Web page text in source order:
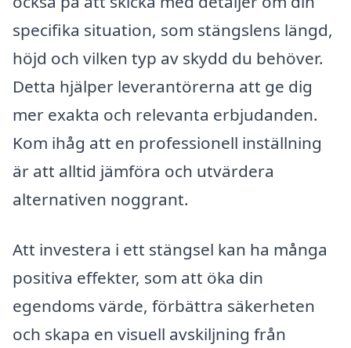
specifika situation, som stängslens längd,
höjd och vilken typ av skydd du behöver.
Detta hjälper leverantörerna att ge dig
mer exakta och relevanta erbjudanden.
Kom ihåg att en professionell inställning
är att alltid jämföra och utvärdera
alternativen noggrant.
Att investera i ett stängsel kan ha många
positiva effekter, som att öka din
egendoms värde, förbättra säkerheten
och skapa en visuell avskiljning från